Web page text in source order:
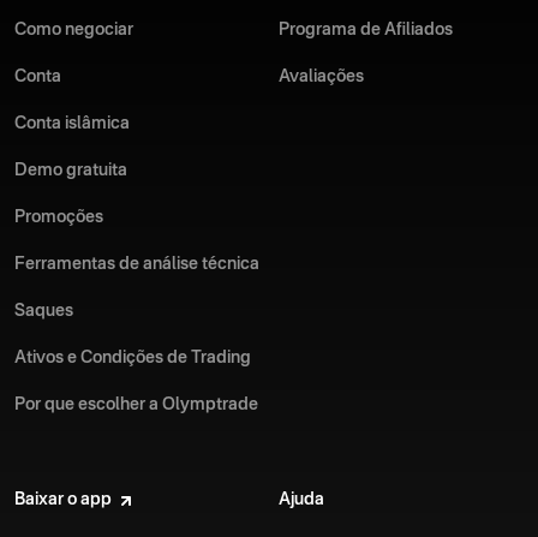
Como negociar
Conta
Conta islâmica
Demo gratuita
Promoções
Ferramentas de análise técnica
Saques
Ativos e Condições de Trading
Por que escolher a Olymptrade
Programa de Afiliados
Avaliações
Baixar o app Ajuda